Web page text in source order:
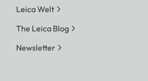
Leica Welt
The Leica Blog
Newsletter